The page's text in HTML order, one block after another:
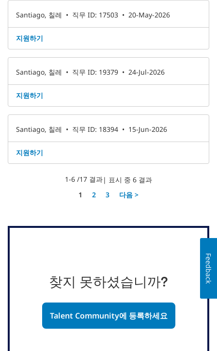
Santiago, 칠레 • 직무 ID: 17503 • 20-May-2026
지원하기
Santiago, 칠레 • 직무 ID: 19379 • 24-Jul-2026
지원하기
Santiago, 칠레 • 직무 ID: 18394 • 15-Jun-2026
지원하기
1-6 /17 결과| 표시 중 6 결과
페이지
1 2 3 다음 >
찾지 못하셨습니까?
Talent Community에 등록하세요
Feedback